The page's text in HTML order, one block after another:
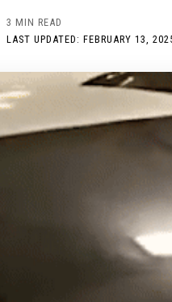
LAST UPDATED: FEBRUARY 13,
3 MIN READ